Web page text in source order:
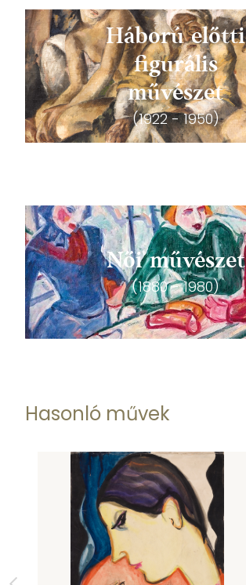
Háború előtti
figurális
művészet
(1922 - 1950)
Női művészet
(1880 - 1980)
Hasonló művek